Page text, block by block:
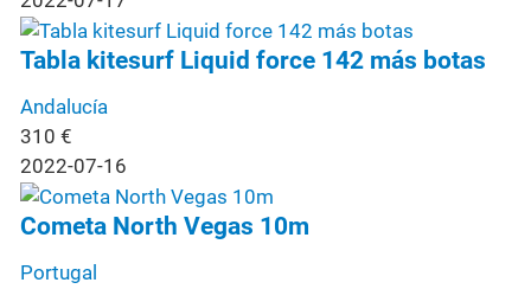
Tabla kitesurf Liquid force 142 más botas
Andalucía
310 €
2022-07-16
Cometa North Vegas 10m
Portugal